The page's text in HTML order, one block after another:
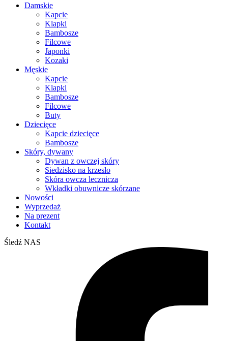
Damskie
Kapcie
Klapki
Bambosze
Filcowe
Japonki
Kozaki
Męskie
Kapcie
Klapki
Bambosze
Filcowe
Buty
Dziecięce
Kapcie dziecięce
Bambosze
Skóry, dywany
Dywan z owczej skóry
Siedzisko na krzesło
Skóra owcza lecznicza
Wkładki obuwnicze skórzane
Nowości
Wyprzedaż
Na prezent
Kontakt
Śledź NAS